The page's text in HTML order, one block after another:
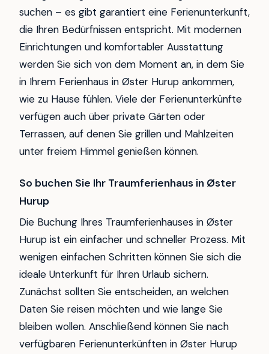
suchen – es gibt garantiert eine Ferienunterkunft,
die Ihren Bedürfnissen entspricht. Mit modernen
Einrichtungen und komfortabler Ausstattung
werden Sie sich von dem Moment an, in dem Sie
in Ihrem Ferienhaus in Øster Hurup ankommen,
wie zu Hause fühlen. Viele der Ferienunterkünfte
verfügen auch über private Gärten oder
Terrassen, auf denen Sie grillen und Mahlzeiten
unter freiem Himmel genießen können.
So buchen Sie Ihr Traumferienhaus in Øster
Hurup
Die Buchung Ihres Traumferienhauses in Øster
Hurup ist ein einfacher und schneller Prozess. Mit
wenigen einfachen Schritten können Sie sich die
ideale Unterkunft für Ihren Urlaub sichern.
Zunächst sollten Sie entscheiden, an welchen
Daten Sie reisen möchten und wie lange Sie
bleiben wollen. Anschließend können Sie nach
verfügbaren Ferienunterkünften in Øster Hurup